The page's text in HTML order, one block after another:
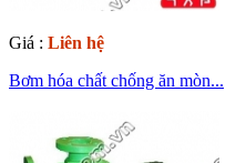
Giá : Liên hệ
Bơm hóa chất chống ăn mòn...